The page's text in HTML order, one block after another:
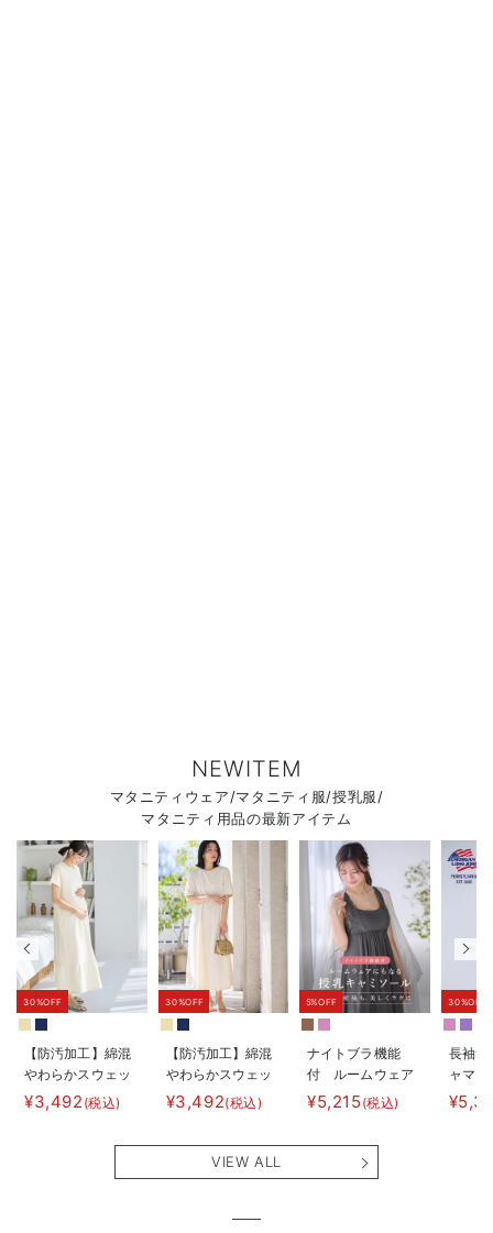
NEWITEM
マタニティウェア/マタニティ服/授乳服/
マタニティ用品の最新アイテム
30%OFF
【防汚加工】綿混
やわらかスウェッ
ト半袖ティアード
ネグリジェ マタ
¥3,492 (税込)
30%OFF
【防汚加工】綿混
やわらかスウェッ
ト半袖フレアワン
ピース マタニテ
も長く使える】
¥3,492(税込)
5%OFF
ナイトブラ機能
付 ルームウェア
にもなる授乳キャ
ミソール
¥5,215 (税込)
30%OFF
長袖サ
ャマ
ェー
VIEW ALL